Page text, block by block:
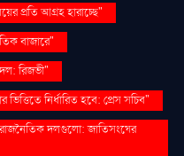
প্রতি আগ্রহ হারাচ্ছে"
বাজারে"
রিজভী"
নির্ধারিত হবে: প্রেস সচিব"
রাজনৈতিক দলগুলো: জাতিসংঘের